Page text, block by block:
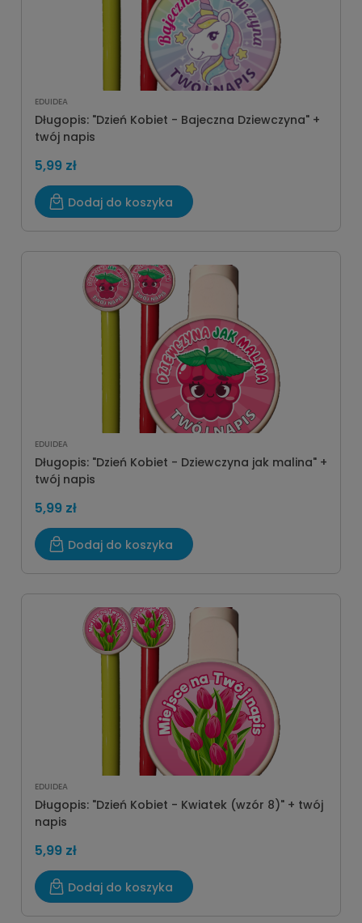
EDUIDEA
Długopis: "Dzień Kobiet - Bajeczna Dziewczyna" +
twój napis
5,99 zł
Dodaj do koszyka
EDUIDEA
Długopis: "Dzień Kobiet - Dziewczyna jak malina" +
twój napis
5,99 zł
Dodaj do koszyka
EDUIDEA
Długopis: "Dzień Kobiet - Kwiatek (wzór 8)" + twój
napis
5,99 zł
Dodaj do koszyka